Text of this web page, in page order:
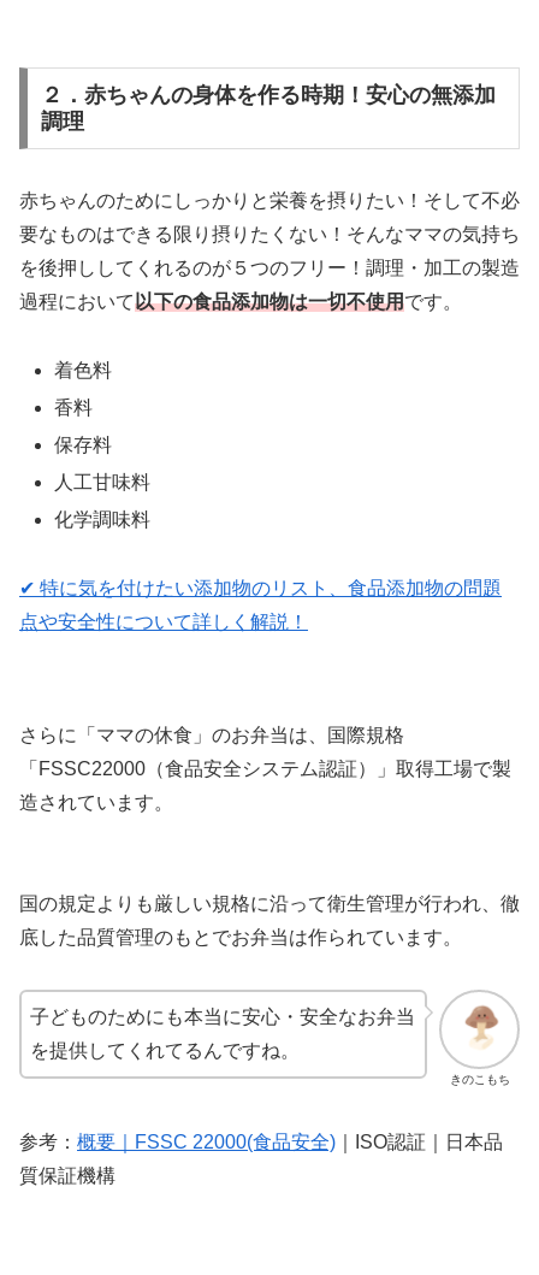
２．赤ちゃんの身体を作る時期！安心の無添加
調理
赤ちゃんのためにしっかりと栄養を摂りたい！そして不必
要なものはできる限り摂りたくない！そんなママの気持ち
を後押ししてくれるのが５つのフリー！調理・加工の製造
過程において以下の食品添加物は一切不使用です。
着色料
香料
保存料
人工甘味料
化学調味料
✔︎ 特に気を付けたい添加物のリスト、食品添加物の問題
点や安全性について詳しく解説！
さらに「ママの休食」のお弁当は、国際規格
「FSSC22000（食品安全システム認証）」取得工場で製
造されています。
国の規定よりも厳しい規格に沿って衛生管理が行われ、徹
底した品質管理のもとでお弁当は作られています。
きのこもち
子どものためにも本当に安心・安全なお弁当
を提供してくれてるんですね。
参考： 概要｜FSSC 22000(食品安全) ｜ISO認証｜日本品
質保証機構